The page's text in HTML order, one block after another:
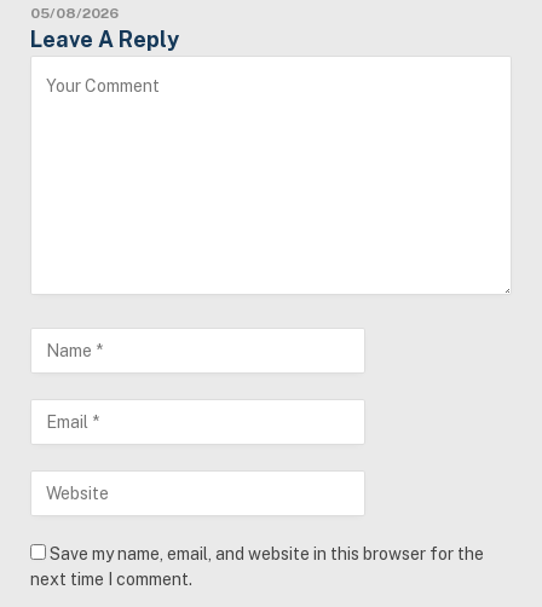
05/08/2026
Leave A Reply
Save my name, email, and website in this browser for the
next time I comment.